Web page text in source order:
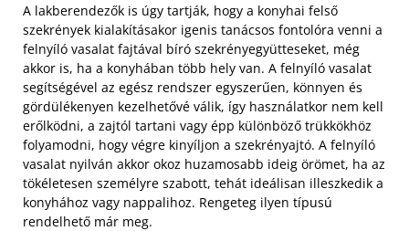
A lakberendezők is úgy tartják, hogy a konyhai felső
szekrények kialakításakor igenis tanácsos fontolóra venni a
felnyíló vasalat fajtával bíró szekrényegyütteseket, még
akkor is, ha a konyhában több hely van. A felnyíló vasalat
segítségével az egész rendszer egyszerűen, könnyen és
gördülékenyen kezelhetővé válik, így használatkor nem kell
erőlködni, a zajtól tartani vagy épp különböző trükkökhöz
folyamodni, hogy végre kinyíljon a szekrényajtó. A felnyíló
vasalat nyilván akkor okoz huzamosabb ideig örömet, ha az
tökéletesen személyre szabott, tehát ideálisan illeszkedik a
konyhához vagy nappalihoz. Rengeteg ilyen típusú
rendelhető már meg.